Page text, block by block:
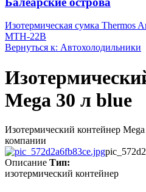
Изотермическая сумка Thermos
MTH-22B
Вернуться к: Автохолодильники
Mega 30 л blue
Изотермический контейнер
компании
Описание Тип:
изотермический контейнер